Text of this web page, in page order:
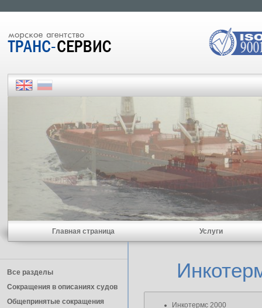
Главная страница Услуги
Все разделы
Сокращения в описаниях судов
Общепринятые сокращения
Инкотермс 2000